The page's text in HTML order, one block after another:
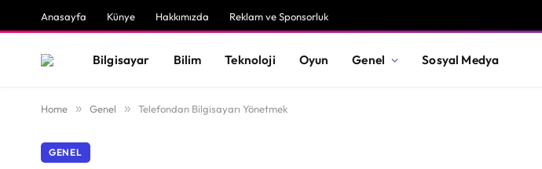
Anasayfa Künye Hakkımızda Reklam ve Sponsorluk
Bilgisayar Bilim Teknoloji Oyun Genel Sosyal Medya
Home » Genel » Telefondan Bilgisayarı Yönetmek
GENEL